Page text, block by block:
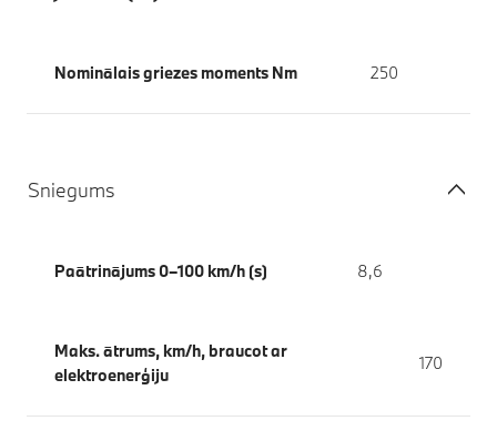
Nominālais griezes moments Nm 250
Sniegums
Paātrinājums 0–100 km/h (s) 8,6
Maks. ātrums, km/h, braucot ar
elektroenerģiju
170